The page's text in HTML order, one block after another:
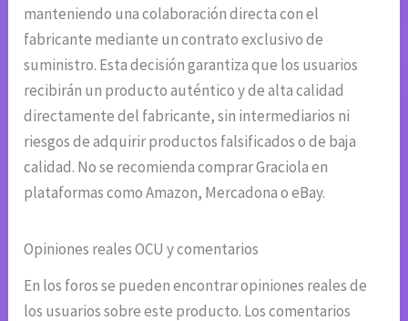
manteniendo una colaboración directa con el
fabricante mediante un contrato exclusivo de
suministro. Esta decisión garantiza que los usuarios
recibirán un producto auténtico y de alta calidad
directamente del fabricante, sin intermediarios ni
riesgos de adquirir productos falsificados o de baja
calidad. No se recomienda comprar Graciola en
plataformas como Amazon, Mercadona o eBay.
Opiniones reales OCU y comentarios
En los foros se pueden encontrar opiniones reales de
los usuarios sobre este producto. Los comentarios